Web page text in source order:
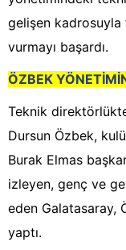
gelişen
vurmayı başardı.
ÖZBEK
Teknik
Dursun Özbek,
Burak Elmas
izleyen, genç ve
eden Galatasaray,
yaptı.